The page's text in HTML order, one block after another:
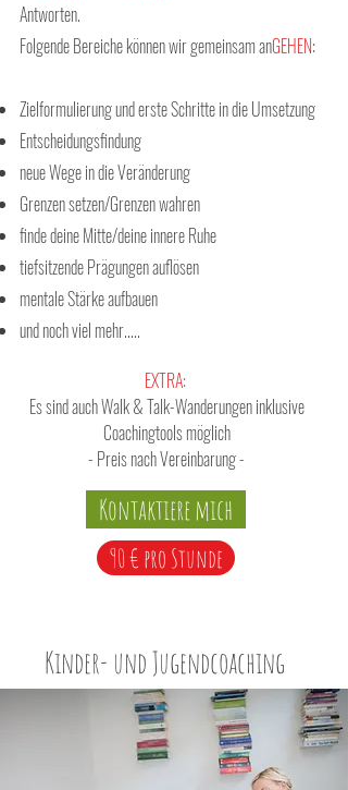
Antworten.
Folgende Bereiche können wir gemeinsam anGEHEN:
Zielformulierung und erste Schritte in die Umsetzung
Entscheidungsfindung
neue Wege in die Veränderung
Grenzen setzen/Grenzen wahren
finde deine Mitte/deine innere Ruhe
tiefsitzende Prägungen auflösen
mentale Stärke aufbauen
und noch viel mehr.....
EXTRA:
Es sind auch Walk & Talk-Wanderungen inklusive
Coachingtools möglich
- Preis nach Vereinbarung -
Kontaktiere mich
90 € pro Stunde
Kinder- und Jugendcoaching